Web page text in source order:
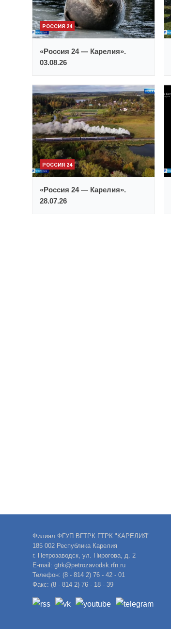
РОССИЯ 24
«Россия 24 — Карелия».
03.08.26
РОССИЯ 24
«Россия 24 — Карелия».
28.07.26
Филиал ФГУП ВГТРК ГТРК "КАРЕЛИЯ"
185 002 Республика Карелия
г. Петрозаводск, ул. Пирогова, д. 2
E-mail: gtrk@petrozavodsk.rfn.ru
Телефон: (8 - 814 2) 76 - 42 - 01
Факс: (8 - 814 2) 76 - 18 - 39